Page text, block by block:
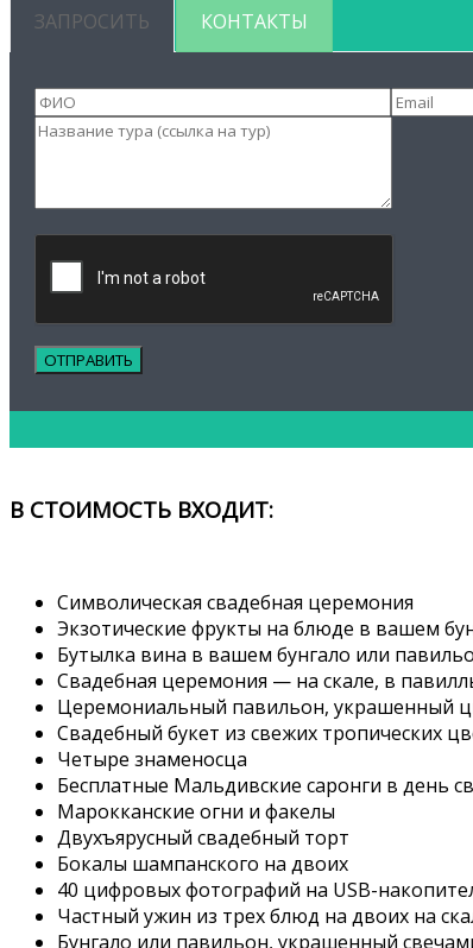
ЗАПРОСИТЬ КОНТАКТЫ
В СТОИМОСТЬ ВХОДИТ:
Символическая свадебная церемония
Экзотические фрукты на блюде в вашем
Бутылка вина в вашем бунгало или
Свадебная церемония — на скале, в
Церемониальный павильон, украшенный
Свадебный букет из свежих тропических
Четыре знаменосца
Бесплатные Мальдивские саронги в день
Марокканские огни и факелы
Двухъярусный свадебный торт
Бокалы шампанского на двоих
40 цифровых фотографий на USB-
Частный ужин из трех блюд на двоих на
Бунгало или павильон, украшенный